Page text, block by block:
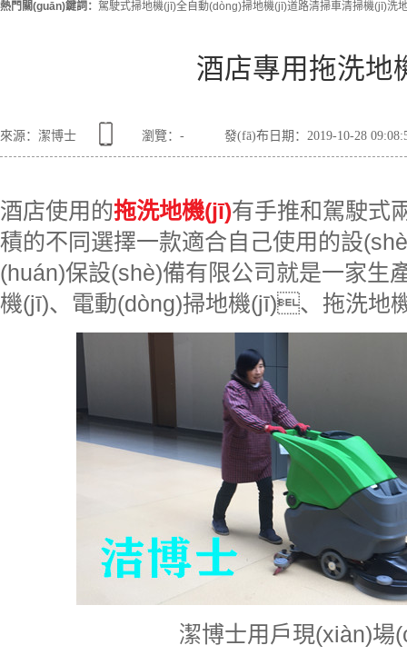
熱門關(guān)鍵詞： 駕駛式掃地機(jī)全自動(dòng)掃地機(jī)道路清掃車清掃機(jī)洗
酒店專用拖洗地
來源：潔博士 瀏覽： - 發(fā)布日期：2019-10-28
酒店使用的拖洗地機(jī)有手推和駕駛式
積的不同選擇一款適合自己使用的設
(huán)保設(shè)備有限公司就是一家生
機(jī)、電動(dòng)掃地機(jī)、拖洗地
潔博士用戶現(xiàn)場